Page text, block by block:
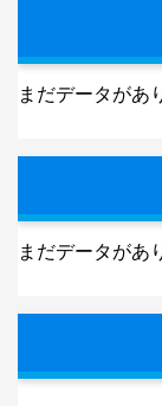
まだデータがあ
まだデータがあ